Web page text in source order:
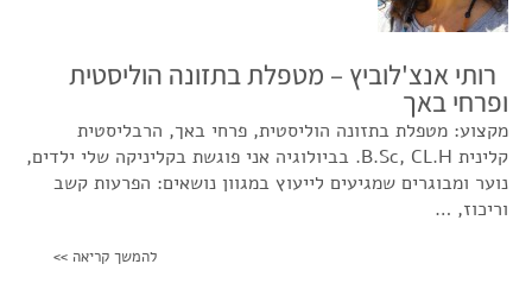
רותי אנצ'לוביץ – מטפלת בתזונה הוליסטית
ופרחי באך
מקצוע: מטפלת בתזונה הוליסטית, פרחי באך, הרבליסטית
קלינית B.Sc, CL.H. בביולוגיה אני פוגשת בקליניקה שלי ילדים,
נוער ומבוגרים שמגיעים לייעוץ במגוון נושאים: הפרעות קשב
וריכוז, …
להמשך קריאה >>